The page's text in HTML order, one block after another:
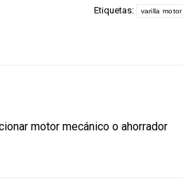
Etiquetas:
varilla motor
motor mecánico o ahorrador